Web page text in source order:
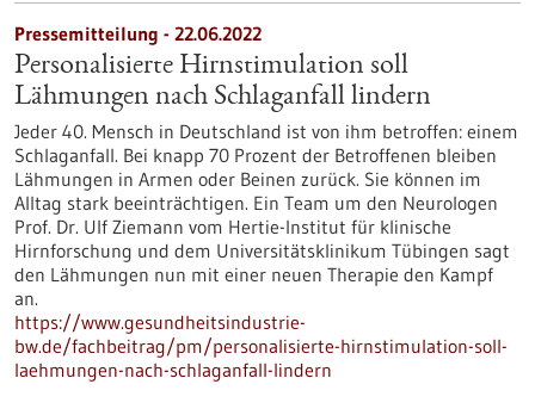
Pressemitteilung - 22.06.2022
Personalisierte Hirnstimulation soll
Lähmungen nach Schlaganfall lindern
Jeder 40. Mensch in Deutschland ist von ihm betroffen: einem
Schlaganfall. Bei knapp 70 Prozent der Betroffenen bleiben
Lähmungen in Armen oder Beinen zurück. Sie können im
Alltag stark beeinträchtigen. Ein Team um den Neurologen
Prof. Dr. Ulf Ziemann vom Hertie-Institut für klinische
Hirnforschung und dem Universitätsklinikum Tübingen sagt
den Lähmungen nun mit einer neuen Therapie den Kampf
an.
https://www.gesundheitsindustrie-
bw.de/fachbeitrag/pm/personalisierte-hirnstimulation-soll-
laehmungen-nach-schlaganfall-lindern